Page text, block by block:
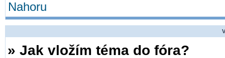
Nahoru
» Jak vložím téma do fóra?